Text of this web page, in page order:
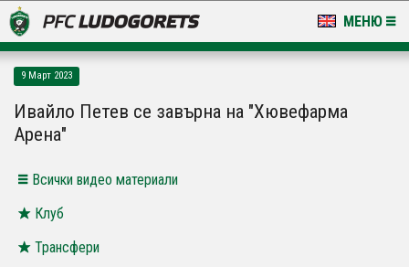
МЕНЮ
LUDOGORETS TV
НА ТЕРЕНА
СТАДИОН & БАЗИ
9 Март 2023
Ивайло Петев се завърна на "Хювефарма
Арена"
Всички видео материали
Клуб
Трансфери